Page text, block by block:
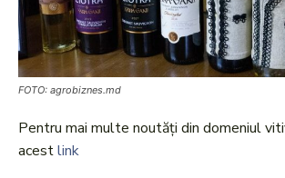
FOTO: agrobiznes.md
Pentru mai multe noutăți din domeniul
acestlink